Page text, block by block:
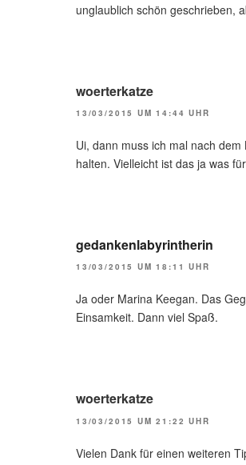
unglaublich schön geschrieben,
woerterkatze
13/03/2015 UM 14:44 UHR
Ui, dann muss ich mal nach dem
halten. Vielleicht ist das ja was
gedankenlabyrintherin
13/03/2015 UM 18:11 UHR
Ja oder Marina Keegan. Das
Einsamkeit. Dann viel Spaß.
woerterkatze
13/03/2015 UM 21:22 UHR
Vielen Dank für einen weiteren